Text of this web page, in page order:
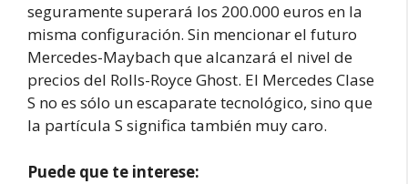
seguramente superará los 200.000 euros en la
misma configuración. Sin mencionar el futuro
Mercedes-Maybach que alcanzará el nivel de
precios del Rolls-Royce Ghost. El Mercedes Clase
S no es sólo un escaparate tecnológico, sino que
la partícula S significa también muy caro.
Puede que te interese: